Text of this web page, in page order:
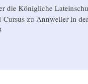
die Königliche
Cursus zu Annweiler in